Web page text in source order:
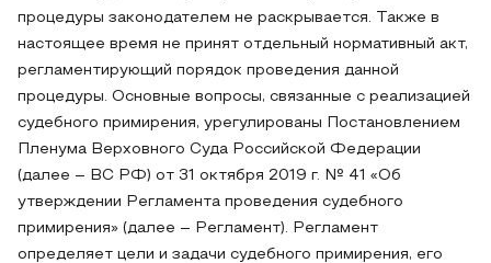
процедуры законодателем не раскрывается. Также в
настоящее время не принят отдельный нормативный акт,
регламентирующий порядок проведения данной
процедуры. Основные вопросы, связанные с реализацией
судебного примирения, урегулированы Постановлением
Пленума Верховного Суда Российской Федерации
(далее – ВС РФ) от 31 октября 2019 г. № 41 «Об
утверждении Регламента проведения судебного
примирения» (далее – Регламент). Регламент
определяет цели и задачи судебного примирения, его